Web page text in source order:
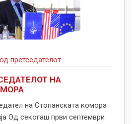
претседателот
НА
на Стопанската комора
Од секогаш први септември